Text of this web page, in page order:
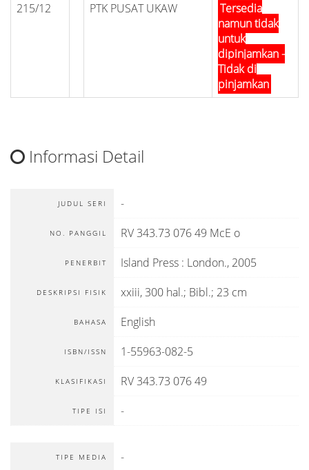
215/12 PTK PUSAT UKAW
Tersedia
namun tidak
untuk
dipinjamkan -
Tidak di
pinjamkan
Informasi Detail
JUDUL SERI -
NO. PANGGIL RV 343.73 076 49 McE o
PENERBIT Island Press : London., 2005
DESKRIPSI FISIK xxiii, 300 hal.; Bibl.; 23 cm
BAHASA English
ISBN/ISSN 1-55963-082-5
KLASIFIKASI RV 343.73 076 49
TIPE ISI -
TIPE MEDIA -